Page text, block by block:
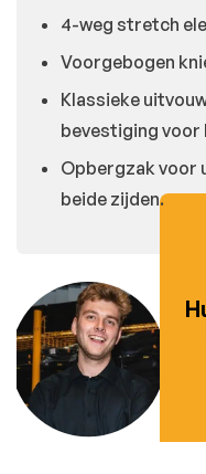
4-weg stretch
Voorgebogen
Klassieke
bevestiging voor
Opbergzak voor
beide zijden.